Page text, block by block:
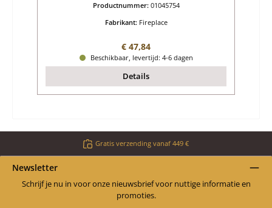
Productnummer: 01045754
Fabrikant: Fireplace
Normale prijs:
€ 47,84
Beschikbaar, levertijd: 4-6 dagen
Details
Gratis verzending vanaf 449 €
Newsletter
Schrijf je nu in voor onze nieuwsbrief voor nuttige informatie en
promoties.